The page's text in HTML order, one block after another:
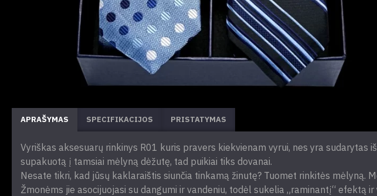
APRAŠYMAS SPECIFIKACIJOS PRISTATYMAS
Vyriškas aksesuarų rinkinys R01 kuris pravers kiekvienam vyrui, nes yra sudarytas
supakuotą į tamsiai mėlyną dėžutę, tad puikiai tiks dovanai.
Nesate tikri, kad jūsų kaklaraištis siunčia tinkamą žinutę? Tuomet rinkitės mėlyną.
Žmonėms jie asocijuojasi su dangumi ir vandeniu, todėl sukelia „raminantį“ efektą